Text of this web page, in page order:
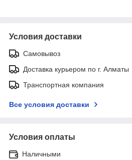
Условия доставки
Самовывоз
Доставка курьером по г. Алматы
Транспортная компания
Все условия доставки
Условия оплаты
Наличными